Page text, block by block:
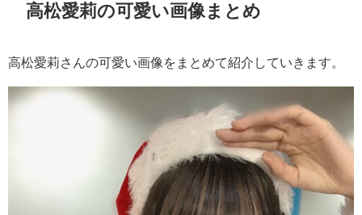
高松愛莉の可愛い画像まとめ
高松愛莉さんの可愛い画像をまとめて紹介していきます。